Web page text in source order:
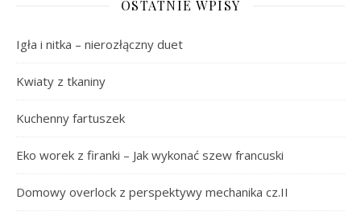
OSTATNIE WPISY
Igła i nitka – nierozłączny duet
Kwiaty z tkaniny
Kuchenny fartuszek
Eko worek z firanki – Jak wykonać szew francuski
Domowy overlock z perspektywy mechanika cz.II